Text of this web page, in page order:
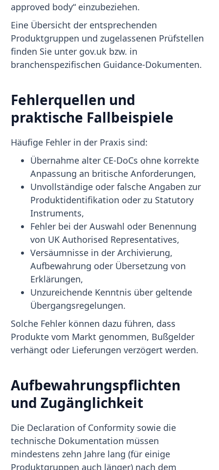
approved body“ einzubeziehen.
Eine Übersicht der entsprechenden
Produktgruppen und zugelassenen Prüfstellen
finden Sie unter gov.uk bzw. in
branchenspezifischen Guidance-Dokumenten.
Fehlerquellen und
praktische Fallbeispiele
Häufige Fehler in der Praxis sind:
Übernahme alter CE-DoCs ohne korrekte
Anpassung an britische Anforderungen,
Unvollständige oder falsche Angaben zur
Produktidentifikation oder zu Statutory
Instruments,
Fehler bei der Auswahl oder Benennung
von UK Authorised Representatives,
Versäumnisse in der Archivierung,
Aufbewahrung oder Übersetzung von
Erklärungen,
Unzureichende Kenntnis über geltende
Übergangsregelungen.
Solche Fehler können dazu führen, dass
Produkte vom Markt genommen, Bußgelder
verhängt oder Lieferungen verzögert werden.
Aufbewahrungspflichten
und Zugänglichkeit
Die Declaration of Conformity sowie die
technische Dokumentation müssen
mindestens zehn Jahre lang (für einige
Produktgruppen auch länger) nach dem